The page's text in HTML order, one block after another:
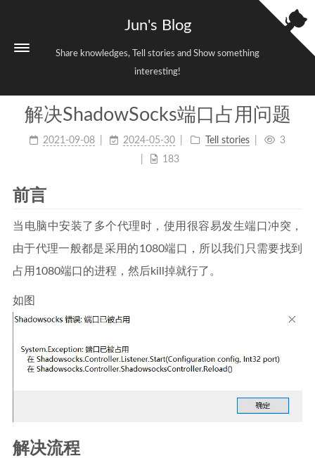
Jun's Blog
Share knowledges, Tell stories and Show something
interesting!
Home
Categories
Archives
Sitemap
Links
About
解决ShadowSocks端口占用问题
2021-09-08 2024-05-30 Tell stories
3
183
前言
当电脑中安装了多个代理时，使用很容易发生端口冲突，
由于代理一般都是采用的1080端口，所以我们只需要找到
占用1080端口的进程，然后kill掉就行了。
如图
解决流程